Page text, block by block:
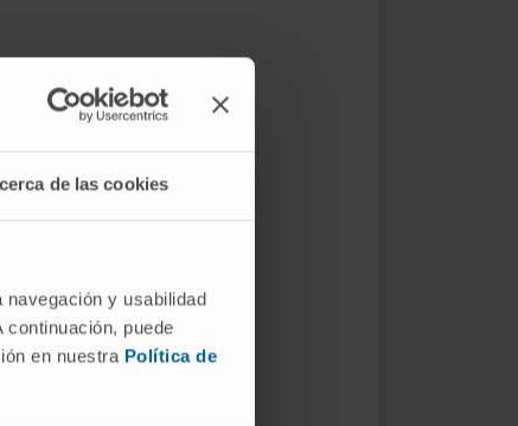
de las cookies
y usabilidad
puede
en nuestra Política de